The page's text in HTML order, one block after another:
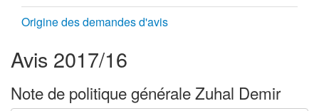
Origine des demandes d'avis
Avis 2017/16
Note de politique générale Zuhal Demir